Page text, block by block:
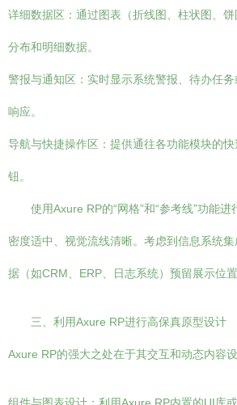
详细数据区：通过图表（折线图、柱状图、饼
分布和明细数据。
警报与通知区：实时显示系统警报、待办任
响应。
导航与快捷操作区：提供通往各功能模块的
钮。
使用Axure RP的“网格”和“参考线”功能
密度适中、视觉流线清晰。考虑到信息系统
据（如CRM、ERP、日志系统）预留展示位置
三、利用Axure RP进行高保真原型设计
Axure RP的强大之处在于其交互和动态内容设